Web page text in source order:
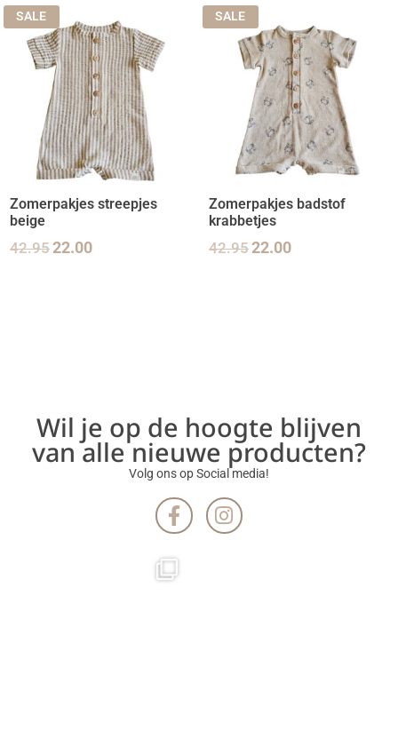
SALE
Zomerpakjes streepjes
beige
42.9522.00
SALE
Zomerpakjes badstof
krabbetjes
42.9522.00
Wil je op de hoogte blijven
van alle nieuwe producten?
Volg ons op Social media!